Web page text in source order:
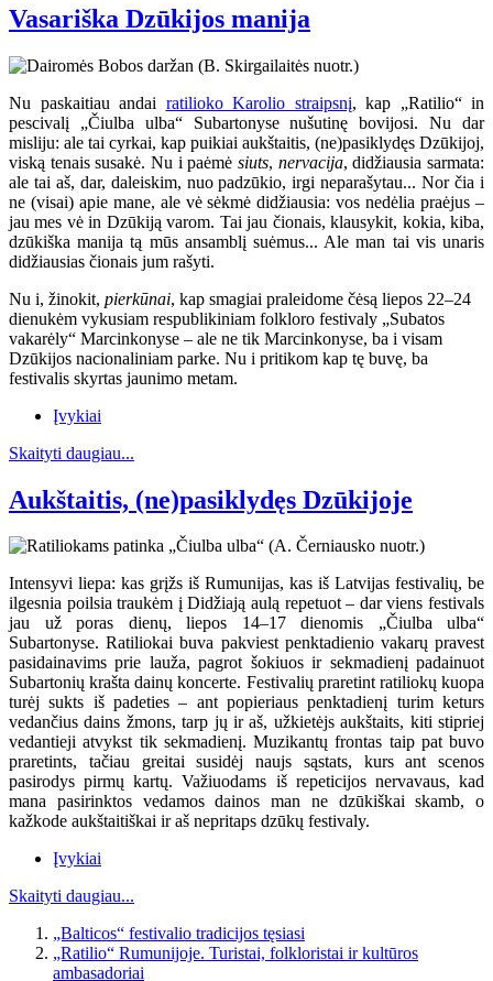
Vasariška Dzūkijos manija
Nu paskaitiau andai ratilioko Karolio straipsnį, kap „Ratilio“ in
pescivalį „Čiulba ulba“ Subartonyse nušutinę bovijosi. Nu dar
misliju: ale tai cyrkai, kap puikiai aukštaitis, (ne)pasiklydęs Dzūkijoj,
viską tenais susakė. Nu i paėmė siuts, nervacija, didžiausia sarmata:
ale tai aš, dar, daleiskim, nuo padzūkio, irgi neparašytau... Nor čia i
ne (visai) apie mane, ale vė sėkmė didžiausia: vos nedėlia praėjus –
jau mes vė in Dzūkiją varom. Tai jau čionais, klausykit, kokia, kiba,
dzūkiška manija tą mūs ansamblį suėmus... Ale man tai vis unaris
didžiausias čionais jum rašyti.
Nu i, žinokit, pierkūnai, kap smagiai praleidome čėsą liepos 22–24
dienukėm vykusiam respublikiniam folkloro festivaly „Subatos
vakarėly“ Marcinkonyse – ale ne tik Marcinkonyse, ba i visam
Dzūkijos nacionaliniam parke. Nu i pritikom kap tę buvę, ba
festivalis skyrtas jaunimo metam.
Įvykiai
Skaityti daugiau...
Aukštaitis, (ne)pasiklydęs Dzūkijoje
Intensyvi liepa: kas grįžs iš Rumunijas, kas iš Latvijas festivalių, be
ilgesnia poilsia traukėm į Didžiają aulą repetuot – dar viens festivals
jau už poras dienų, liepos 14–17 dienomis „Čiulba ulba“
Subartonyse. Ratiliokai buva pakviest penktadienio vakarų pravest
pasidainavims prie lauža, pagrot šokiuos ir sekmadienį padainuot
Subartonių krašta dainų koncerte. Festivalių praretint ratiliokų kuopa
turėj sukts iš padeties – ant popieriaus penktadienį turim keturs
vedančius dains žmons, tarp jų ir aš, užkietėjs aukštaits, kiti stipriej
vedantieji atvykst tik sekmadienį. Muzikantų frontas taip pat buvo
praretints, tačiau greitai susidėj naujs sąstats, kurs ant scenos
pasirodys pirmų kartų. Važiuodams iš repeticijos nervavaus, kad
mana pasirinktos vedamos dainos man ne dzūkiškai skamb, o
kažkode aukštaitiškai ir aš nepritaps dzūkų festivaly.
Įvykiai
Skaityti daugiau...
„Balticos“ festivalio tradicijos tęsiasi
„Ratilio“ Rumunijoje. Turistai, folkloristai ir kultūros
ambasadoriai